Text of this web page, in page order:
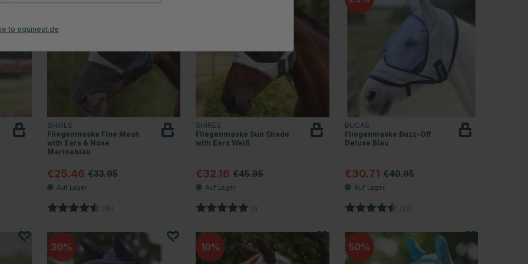
SHIRES
Fliegenmaske Fine Mesh
with Ears & Nose
Marineblau
€25.46 €33.95
Bewertung: (18)
SHIRES
Fliegenmaske Sun Shade
with Ears Weiß
€32.16 €45.95
Bewertung: (1)
BUCAS
Fliegenmaske Buzz-Off
Deluxe Blau
€30.71 €40.95
Bewertung: (25)
30 10 50
to equinest.de